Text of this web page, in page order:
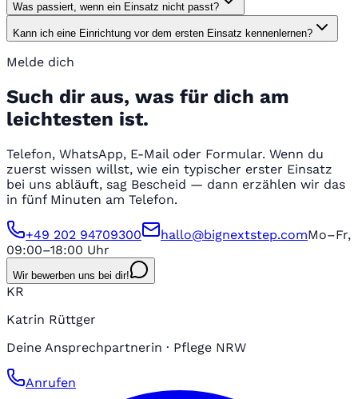
Was passiert, wenn ein Einsatz nicht passt?
Kann ich eine Einrichtung vor dem ersten Einsatz kennenlernen?
Melde dich
Such dir aus, was für dich am
leichtesten ist.
Telefon, WhatsApp, E-Mail oder Formular. Wenn du
zuerst wissen willst, wie ein typischer erster Einsatz
bei uns abläuft, sag Bescheid — dann erzählen wir das
in fünf Minuten am Telefon.
+49 202 94709300 hallo@bignextstep.comMo–Fr,
09:00–18:00 Uhr
Wir bewerben uns bei dir!
KR
Katrin Rüttger
Deine Ansprechpartnerin · Pflege NRW
Anrufen